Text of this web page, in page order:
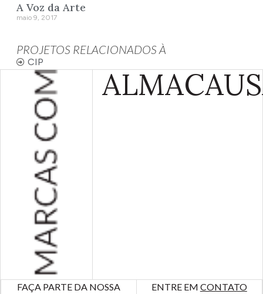
A Voz da Arte
maio 9, 2017
PROJETOS RELACIONADOS À
CIP
ALMA
FAÇA PARTE DA NOSSA
ENTRE EM CONTATO